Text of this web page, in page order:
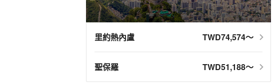
里約熱內盧 TWD74,574～
聖保羅 TWD51,188～